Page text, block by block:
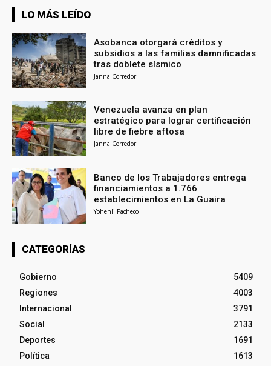
LO MÁS LEÍDO
Asobanca otorgará créditos y
subsidios a las familias damnificadas
tras doblete sísmico
Janna Corredor
Venezuela avanza en plan
estratégico para lograr certificación
libre de fiebre aftosa
Janna Corredor
Banco de los Trabajadores entrega
financiamientos a 1.766
establecimientos en La Guaira
Yohenli Pacheco
CATEGORÍAS
Gobierno
5409
Regiones
4003
Internacional
3791
Social
2133
Deportes
1691
Política
1613